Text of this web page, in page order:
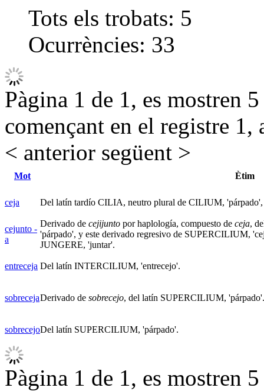
Tots els trobats: 5
Ocurrències: 33
Pàgina 1 de 1, es mostren
començant en el registre 1,
< anterior següent >
Mot Ètim
ceja Del latín tardío CILIA, neutro plural de CILIUM,
cejunto -
a
Derivado de cejijunto por haplología, compuesto de ceja,
'párpado', y este derivado regresivo de SUPERCILIUM,
JUNGERE, 'juntar'.
entreceja Del latín INTERCILIUM, 'entrecejo'.
sobrecejaDerivado de sobrecejo, del latín SUPERCILIUM, 'párpado'.
sobrecejoDel latín SUPERCILIUM, 'párpado'.
Pàgina 1 de 1, es mostren